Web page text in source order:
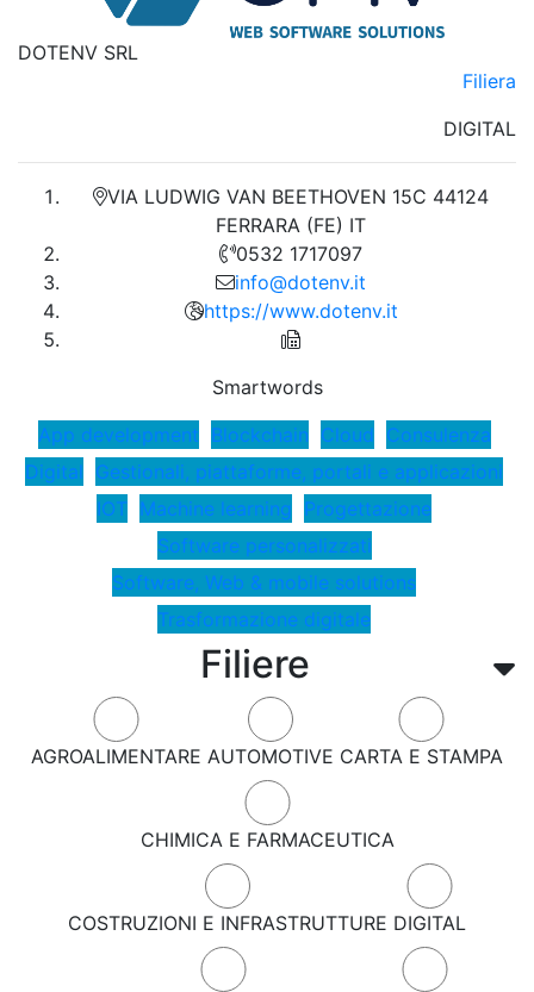
Filiere
AGROALIMENTARE AUTOMOTIVE CARTA E STAMPA
CHIMICA E FARMACEUTICA
COSTRUZIONI E INFRASTRUTTURE DIGITAL
DOTENV SRL
Filiera
DIGITAL
VIA LUDWIG VAN BEETHOVEN 15C 44124
FERRARA (FE) IT
0532 1717097
info@dotenv.it
https://www.dotenv.it
Smartwords
App development Blockchain Cloud Consulenza
Digital Gestionali, piattaforme, portali e applicazioni
IOT Machine learning Progettazione
Software personalizzati
Software, Web & mobile solutions
Trasformazione digitale